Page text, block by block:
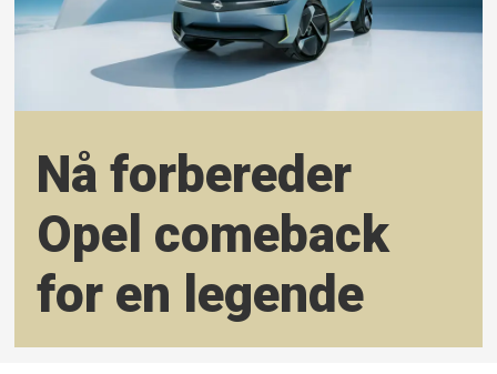
Nå forbereder
Opel comeback
for en legende